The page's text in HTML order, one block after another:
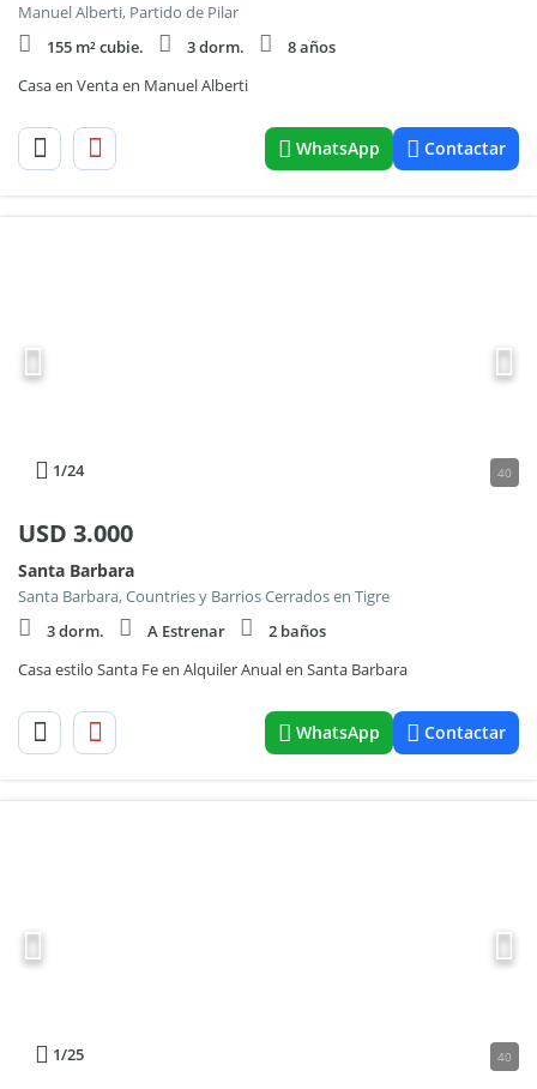
Manuel Alberti, Partido de Pilar
155 m² cubie.
3 dorm.
8 años
Casa en Venta en Manuel Alberti
WhatsApp Contactar
1/24 40
USD 3.000
Santa Barbara
Santa Barbara, Countries y Barrios Cerrados en Tigre
3 dorm.
A Estrenar
2 baños
Casa estilo Santa Fe en Alquiler Anual en Santa Barbara
WhatsApp Contactar
1/25 40